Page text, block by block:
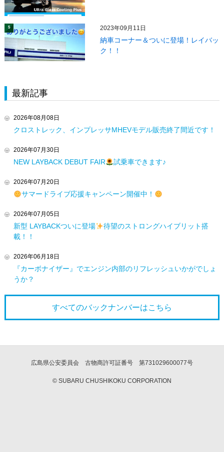
5 2023年09月11日
納車コーナー＆ついに登場！レイバッ
ク！！
最新記事
2026年08月08日
クロストレック、インプレッサMHEVモデル販売終了間近です！
2026年07月30日
NEW LAYBACK DEBUT FAIR 試乗車できます♪
2026年07月20日
サマードライブ応援キャンペーン開催中！
2026年07月05日
新型 LAYBACKついに登場
待望のストロングハイブリット搭
載！！
2026年06月18日
『カーボナイザー』でエンジン内部のリフレッシュいかがでしょ
うか？
すべてのバックナンバーはこちら
広島県公安委員会 古物商許可証番号 第731029600077号
© SUBARU CHUSHIKOKU CORPORATION